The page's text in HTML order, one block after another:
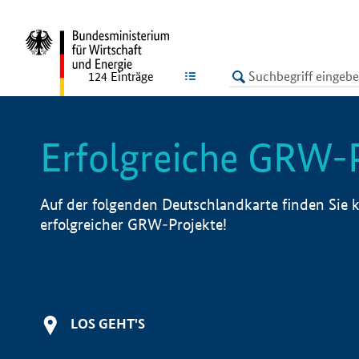
LISTE
124 Einträge
Erfolgreiche
Auf der folgenden Deutschlandkarte finden Sie
erfolgreicher GRW-Projekte!
LOS GEHT'S